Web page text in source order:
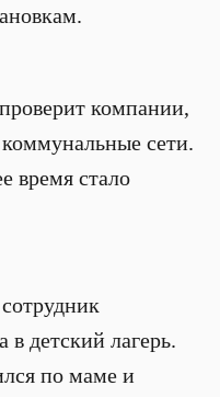
компании,
сети.
время стало
в детский лагерь.
по маме и